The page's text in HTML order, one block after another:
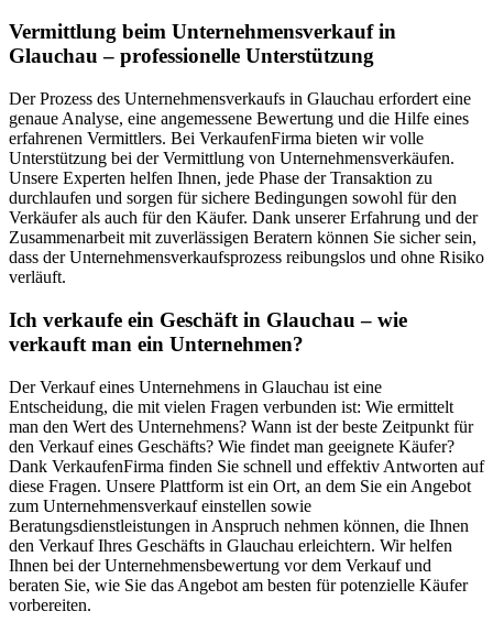
Vermittlung beim Unternehmensverkauf in
Glauchau – professionelle Unterstützung
Der Prozess des Unternehmensverkaufs in Glauchau erfordert eine
genaue Analyse, eine angemessene Bewertung und die Hilfe eines
erfahrenen Vermittlers. Bei VerkaufenFirma bieten wir volle
Unterstützung bei der Vermittlung von Unternehmensverkäufen.
Unsere Experten helfen Ihnen, jede Phase der Transaktion zu
durchlaufen und sorgen für sichere Bedingungen sowohl für den
Verkäufer als auch für den Käufer. Dank unserer Erfahrung und der
Zusammenarbeit mit zuverlässigen Beratern können Sie sicher sein,
dass der Unternehmensverkaufsprozess reibungslos und ohne Risiko
verläuft.
Ich verkaufe ein Geschäft in Glauchau – wie
verkauft man ein Unternehmen?
Der Verkauf eines Unternehmens in Glauchau ist eine
Entscheidung, die mit vielen Fragen verbunden ist: Wie ermittelt
man den Wert des Unternehmens? Wann ist der beste Zeitpunkt für
den Verkauf eines Geschäfts? Wie findet man geeignete Käufer?
Dank VerkaufenFirma finden Sie schnell und effektiv Antworten auf
diese Fragen. Unsere Plattform ist ein Ort, an dem Sie ein Angebot
zum Unternehmensverkauf einstellen sowie
Beratungsdienstleistungen in Anspruch nehmen können, die Ihnen
den Verkauf Ihres Geschäfts in Glauchau erleichtern. Wir helfen
Ihnen bei der Unternehmensbewertung vor dem Verkauf und
beraten Sie, wie Sie das Angebot am besten für potenzielle Käufer
vorbereiten.